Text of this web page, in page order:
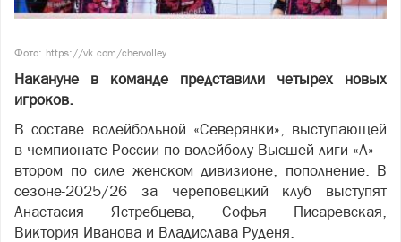
Фото: https://vk.com/chervolley
Накануне в команде представили четырех новых
игроков.
В составе волейбольной «Северянки», выступающей
в чемпионате России по волейболу Высшей лиги «А» –
втором по силе женском дивизионе, пополнение. В
сезоне-2025/26 за череповецкий клуб выступят
Анастасия Ястребцева, Софья Писаревская,
Виктория Иванова и Владислава Руденя.